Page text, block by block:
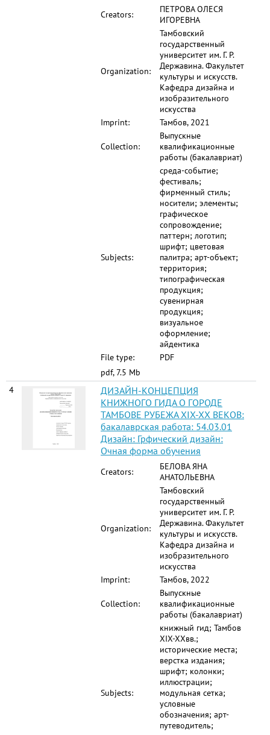
Creators:
ПЕТРОВА ОЛЕСЯ
ИГОРЕВНА
Organization:
Тамбовский
государственный
университет им. Г. Р.
Державина. Факультет
культуры и искусств.
Кафедра дизайна и
изобразительного
искусства
Imprint:
Тамбов, 2021
Collection:
Выпускные
квалификационные
работы (бакалавриат)
Subjects:
среда-событие;
фестиваль;
фирменный стиль;
носители; элементы;
графическое
сопровождение;
паттерн; логотип;
шрифт; цветовая
палитра; арт-объект;
территория;
типографическая
продукция;
сувенирная
продукция;
визуальное
оформление;
айдентика
File type:
PDF
pdf, 7.5 Mb
4
ДИЗАЙН-КОНЦЕПЦИЯ
КНИЖНОГО ГИДА О ГОРОДЕ
ТАМБОВЕ РУБЕЖА XIX-XX ВЕКОВ:
бакалаврская работа: 54.03.01
Дизайн: Грфический дизайн:
Очная форма обучения
Creators:
БЕЛОВА ЯНА
АНАТОЛЬЕВНА
Organization:
Тамбовский
государственный
университет им. Г. Р.
Державина. Факультет
культуры и искусств.
Кафедра дизайна и
изобразительного
искусства
Imprint:
Тамбов, 2022
Collection:
Выпускные
квалификационные
работы (бакалавриат)
Subjects:
книжный гид; Тамбов
XIX-XXвв.;
исторические места;
верстка издания;
шрифт; колонки;
иллюстрации;
модульная сетка;
условные
обозначения; арт-
путеводитель;